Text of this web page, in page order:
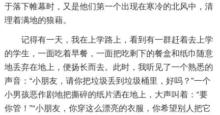
于落下帷幕时，又是他们第一个出现在寒冷的北风中，清
理着满地的狼藉。
记得有一天，我在上学路上，看到有一群赶着去上学
的学生，一面吃着早餐，一面把吃剩下的餐盒和纸巾随意
地丢弃在地上，便扬长而去。此时，我听见了一个熟悉的
声音：“小朋友，请你把垃圾丢到垃圾桶里，好吗？”一个
小男孩恶作剧地把撕碎的纸片洒在地上，大声叫着：“要
你管！”“小朋友，你穿这么漂亮的衣服，你希望别人把它